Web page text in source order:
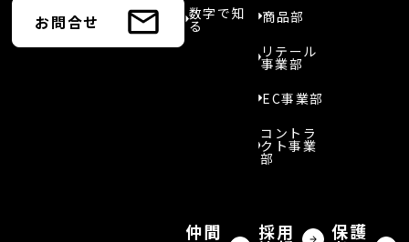
お問合せ
数字で知
る
商品部
リテール
事業部
EC事業部
コントラ
クト事業
部
仲間 採用 保護